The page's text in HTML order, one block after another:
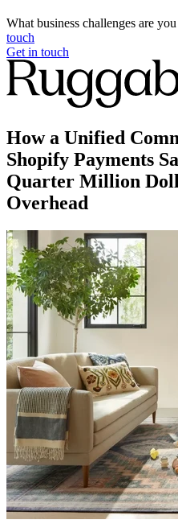
What business challenges are
touch
Get in touch
How a Unified
Shopify Payments
Quarter Million
Overhead